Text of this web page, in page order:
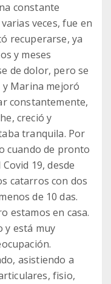
constante
veces, fue en
recuperarse, ya
y meses
de dolor, pero se
Marina mejoró
constantemente,
creció y
tranquila. Por
cuando de pronto
19, desde
catarros con dos
de 10 das.
estamos en casa.
y está muy
asistiendo a
fisio,